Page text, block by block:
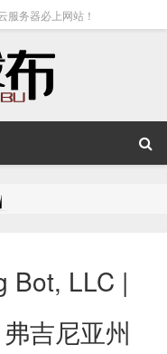
服务器必上网站！
Bot, LLC |
吉尼亚州